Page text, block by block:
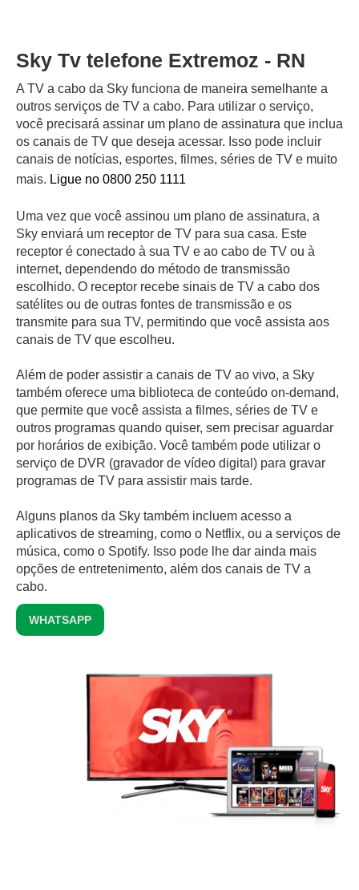
Sky Tv telefone Extremoz - RN
A TV a cabo da Sky funciona de maneira semelhante a
outros serviços de TV a cabo. Para utilizar o serviço,
você precisará assinar um plano de assinatura que inclua
os canais de TV que deseja acessar. Isso pode incluir
canais de notícias, esportes, filmes, séries de TV e muito
mais. Ligue no 0800 250 1111
Uma vez que você assinou um plano de assinatura, a
Sky enviará um receptor de TV para sua casa. Este
receptor é conectado à sua TV e ao cabo de TV ou à
internet, dependendo do método de transmissão
escolhido. O receptor recebe sinais de TV a cabo dos
satélites ou de outras fontes de transmissão e os
transmite para sua TV, permitindo que você assista aos
canais de TV que escolheu.
Além de poder assistir a canais de TV ao vivo, a Sky
também oferece uma biblioteca de conteúdo on-demand,
que permite que você assista a filmes, séries de TV e
outros programas quando quiser, sem precisar aguardar
por horários de exibição. Você também pode utilizar o
serviço de DVR (gravador de vídeo digital) para gravar
programas de TV para assistir mais tarde.
Alguns planos da Sky também incluem acesso a
aplicativos de streaming, como o Netflix, ou a serviços de
música, como o Spotify. Isso pode lhe dar ainda mais
opções de entretenimento, além dos canais de TV a
cabo.
WHATSAPP